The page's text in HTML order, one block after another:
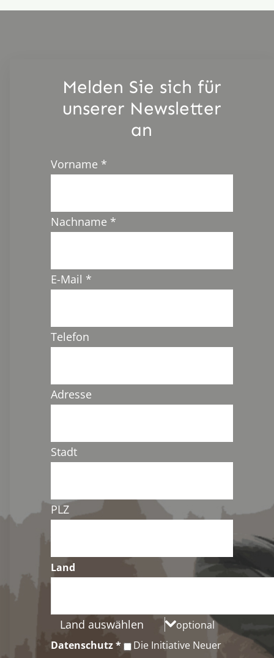
Melden Sie sich für
unserer Newsletter
an
Vorname *
Nachname *
E-Mail *
Telefon
Adresse
Stadt
PLZ
Land
Land auswählen
optional
Datenschutz*
Die Initiative Neuer